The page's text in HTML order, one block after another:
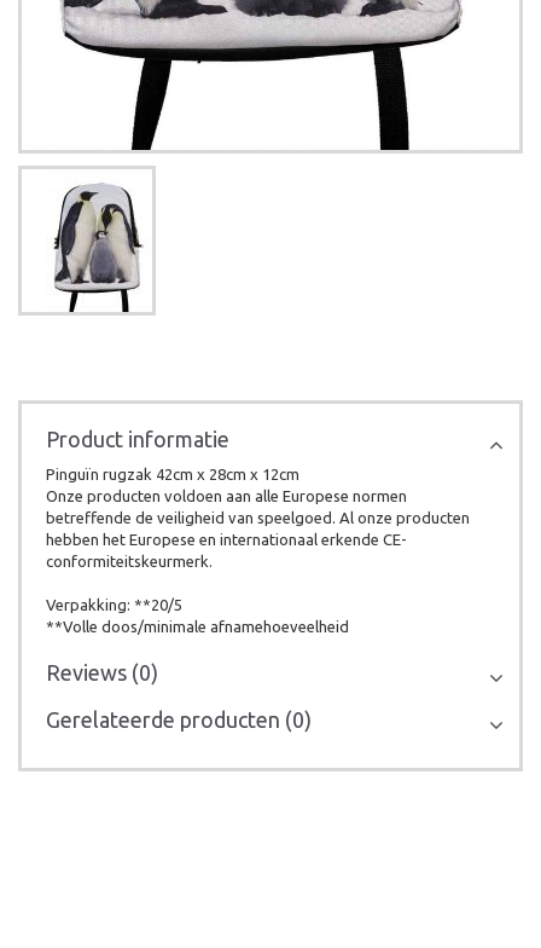
Product informatie
Pinguïn rugzak 42cm x 28cm x 12cm
Onze producten voldoen aan alle Europese normen
betreffende de veiligheid van speelgoed. Al onze producten
hebben het Europese en internationaal erkende CE-
conformiteitskeurmerk.
Verpakking: **20/5
**Volle doos/minimale afnamehoeveelheid
Reviews (0)
Gerelateerde producten (0)